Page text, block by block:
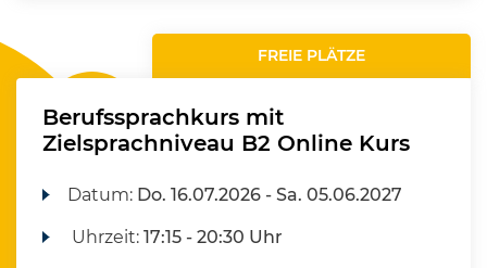
FREIE PLÄTZE
Berufssprachkurs mit
Zielsprachniveau B2 Online Kurs
Datum: Do. 16.07.2026 -Sa. 05.06.2027
Uhrzeit:17:15 - 20:30 Uhr